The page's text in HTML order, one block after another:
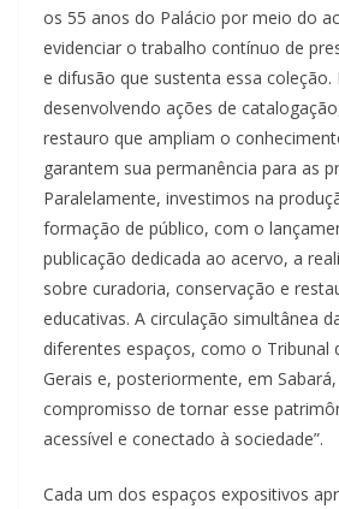
os 55 anos do Palácio por meio do
evidenciar o trabalho contínuo de
e difusão que sustenta essa coleção.
desenvolvendo ações de
restauro que ampliam o
garantem sua permanência para as
Paralelamente, investimos na
formação de público, com o
publicação dedicada ao acervo, a
sobre curadoria, conservação e
educativas. A circulação simultânea
diferentes espaços, como o Tribunal
Gerais e, posteriormente, em
compromisso de tornar esse
acessível e conectado à sociedade”.
Cada um dos espaços expositivos